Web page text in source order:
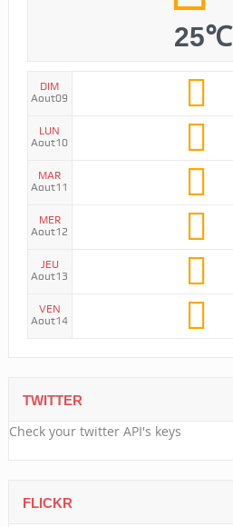
25℃
DIM
Aout09
LUN
Aout10
MAR
Aout11
MER
Aout12
JEU
Aout13
VEN
Aout14
TWITTER
Check your twitter API's keys
FLICKR